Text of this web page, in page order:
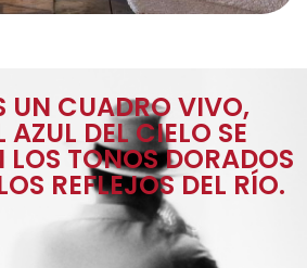
UN CUADRO VIVO,
AZUL DEL CIELO SE
TONOS DORADOS
REFLEJOS DEL RÍO.